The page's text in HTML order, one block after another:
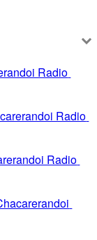
Radio
Radio
Radio